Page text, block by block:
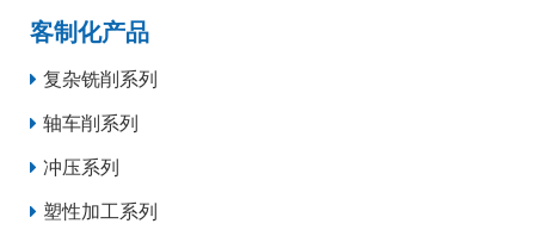
客制化产品
复杂铣削系列
轴车削系列
冲压系列
塑性加工系列